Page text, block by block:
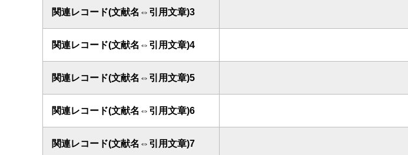
関連レコード(文献名⇔引用文章)3
関連レコード(文献名⇔引用文章)4
関連レコード(文献名⇔引用文章)5
関連レコード(文献名⇔引用文章)6
関連レコード(文献名⇔引用文章)7